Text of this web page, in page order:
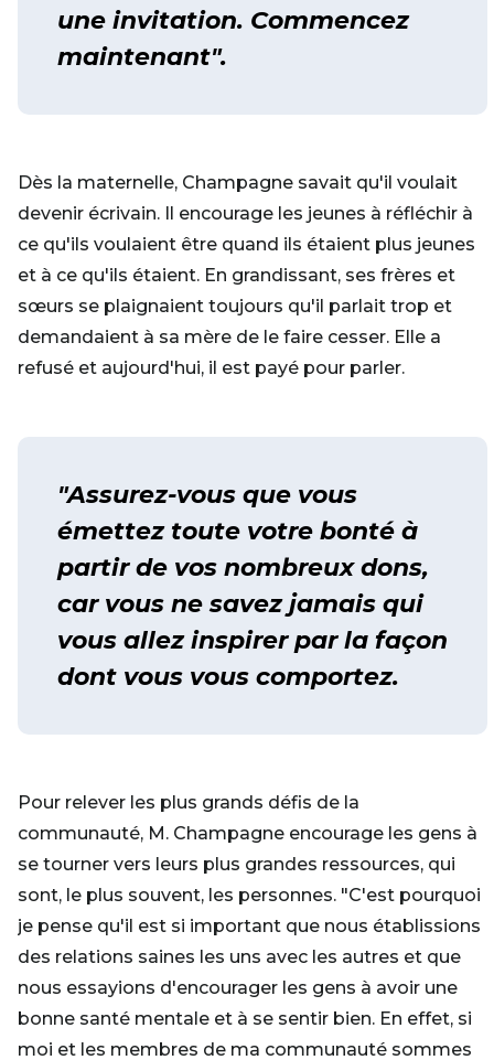
une invitation. Commencez
maintenant".
Dès la maternelle, Champagne savait qu'il voulait
devenir écrivain. Il encourage les jeunes à réfléchir à
ce qu'ils voulaient être quand ils étaient plus jeunes
et à ce qu'ils étaient. En grandissant, ses frères et
sœurs se plaignaient toujours qu'il parlait trop et
demandaient à sa mère de le faire cesser. Elle a
refusé et aujourd'hui, il est payé pour parler.
"Assurez-vous que vous
émettez toute votre bonté à
partir de vos nombreux dons,
car vous ne savez jamais qui
vous allez inspirer par la façon
dont vous vous comportez.
Pour relever les plus grands défis de la
communauté, M. Champagne encourage les gens à
se tourner vers leurs plus grandes ressources, qui
sont, le plus souvent, les personnes. "C'est pourquoi
je pense qu'il est si important que nous établissions
des relations saines les uns avec les autres et que
nous essayions d'encourager les gens à avoir une
bonne santé mentale et à se sentir bien. En effet, si
moi et les membres de ma communauté sommes